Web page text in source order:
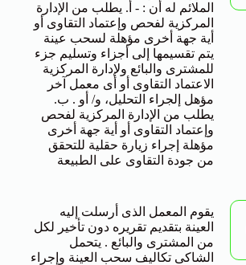
الملائم له أن : - أ. يطلب من الإدارة
المركزية لفحص وإعتماد التقاوى أو
أية جهة أخرى مؤهلة لسحب عينة
يتم تقسيمها إلى أجزاء وتسليم جزء
للمشترى والبائع ولإدارة المركزية
الاعتماد التقاوى أو أى معمل آخر
مؤهل إلجراء التحليل، و/ أو . ب.
يطلب من الإدارة المركزية لفحص
وإعتماد التقاوى أو أية جهة أخرى
مؤهلة إجراء زيارة حقلية للتحقق
من جودة التقاوى على الطبيعة
يقوم المعمل الذى أرسلت إليه
العينة بتقديم تقريره دون تأخير لكل
من المشترى والبائع . يتحمل
الشاكى تكاليف سحب العينة وإجراء